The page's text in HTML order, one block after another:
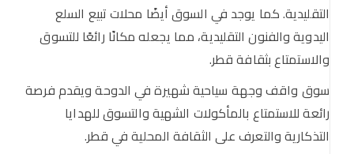
التقليدية. كما يوجد في السوق أيضًا محلات تبيع السلع
اليدوية والفنون التقليدية، مما يجعله مكانًا رائعًا للتسوق
والاستمتاع بثقافة قطر.
سوق واقف وجهة سياحية شهيرة في الدوحة ويقدم فرصة
رائعة للاستمتاع بالمأكولات الشهية والتسوق للهدايا
التذكارية والتعرف على الثقافة المحلية في قطر.